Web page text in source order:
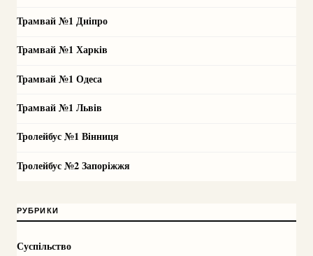
Трамвай №1 Дніпро
Трамвай №1 Харків
Трамвай №1 Одеса
Трамвай №1 Львів
Тролейбус №1 Вінниця
Тролейбус №2 Запоріжжя
РУБРИКИ
Суспільство